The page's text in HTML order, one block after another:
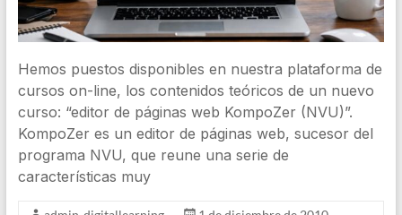
Hemos puestos disponibles en nuestra plataforma de
cursos on-line, los contenidos teóricos de un nuevo
curso: “editor de páginas web KompoZer (NVU)”.
KompoZer es un editor de páginas web, sucesor del
programa NVU, que reune una serie de
características muy